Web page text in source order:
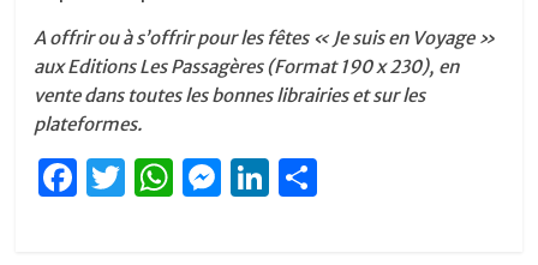
A offrir ou à s’offrir pour les fêtes « Je suis en Voyage »
aux Editions Les Passagères (Format 190 x 230), en
vente dans toutes les bonnes librairies et sur les
plateformes.
F
T
W M Li